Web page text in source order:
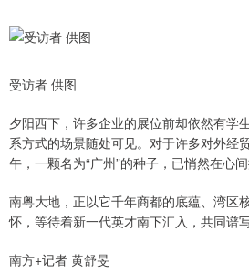
受访者 供图
夕阳西下，许多企业的展位前却依然有学
系方式的场景随处可见。对于许多对外经
午，一颗名为“广州”的种子，已悄然在心间
南粤大地，正以它千年商都的底蕴、湾区
怀，等待着新一代英才南下汇入，共同谱
南方+记者 黄舒旻